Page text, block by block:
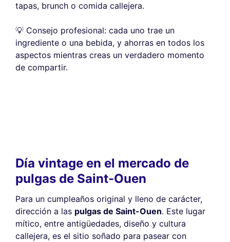
tapas, brunch o comida callejera.
💡 Consejo profesional: cada uno trae un
ingrediente o una bebida, y ahorras en todos los
aspectos mientras creas un verdadero momento
de compartir.
Día vintage en el mercado de
pulgas de Saint-Ouen
Para un cumpleaños original y lleno de carácter,
dirección a las pulgas de Saint-Ouen. Este lugar
mítico, entre antigüedades, diseño y cultura
callejera, es el sitio soñado para pasear con